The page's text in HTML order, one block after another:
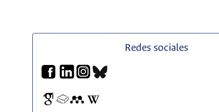
Redes sociales